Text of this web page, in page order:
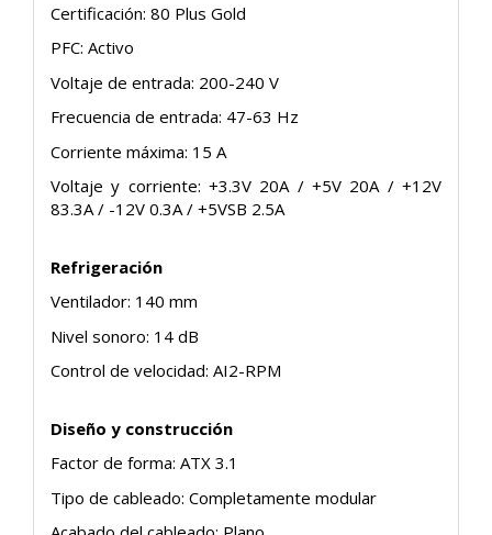
Certificación: 80 Plus Gold
PFC: Activo
Voltaje de entrada: 200-240 V
Frecuencia de entrada: 47-63 Hz
Corriente máxima: 15 A
Voltaje y corriente: +3.3V 20A / +5V 20A / +12V
83.3A / -12V 0.3A / +5VSB 2.5A
Refrigeración
Ventilador: 140 mm
Nivel sonoro: 14 dB
Control de velocidad: AI2-RPM
Diseño y construcción
Factor de forma: ATX 3.1
Tipo de cableado: Completamente modular